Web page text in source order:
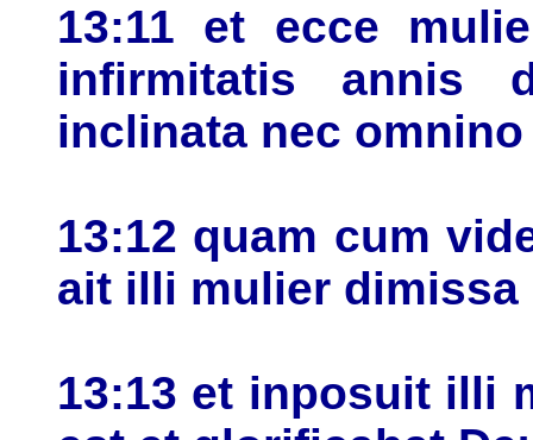
13:11 et ecce
infirmitatis annis
inclinata nec
13:12 quam cum
ait illi mulier
13:13 et inposuit illi